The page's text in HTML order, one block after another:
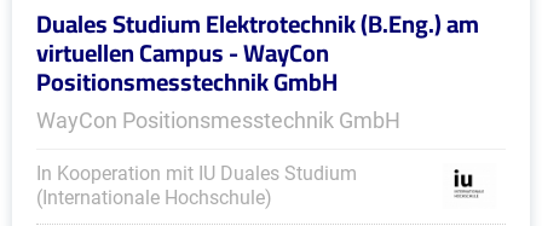
Duales Studium Elektrotechnik (B.Eng.) am
virtuellen Campus - WayCon
Positionsmesstechnik GmbH
WayCon Positionsmesstechnik GmbH
In Kooperation mit IU Duales Studium
(Internationale Hochschule)